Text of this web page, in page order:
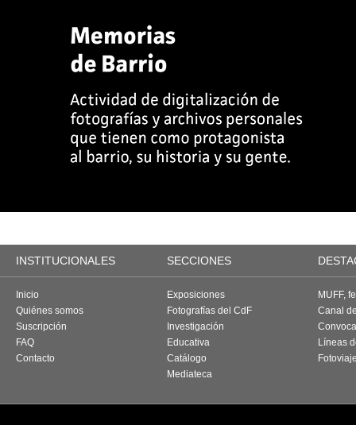
INSTITUCIONALES SECCIONES
Inicio
Quiénes somos
Suscripción
FAQ
Contacto
Exposiciones
Fotografías del CdF
Investigación
Educativa
Catálogo
Mediateca
MUFF,
Canal
Líneas